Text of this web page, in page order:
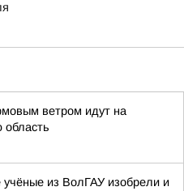
ветром идут на
область
учёные из ВолГАУ изобрели и